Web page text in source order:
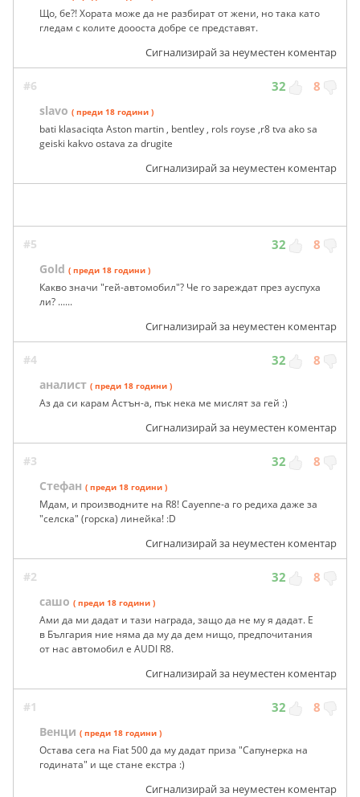
Що, бе?! Хората може да не разбират от жени, но така като
гледам с колите доооста добре се представят.
Сигнализирай за неуместен коментар
#6 32 8
slavo ( преди 18 години )
bati klasaciqta Aston martin , bentley , rols royse ,r8 tva ako sa
geiski kakvo ostava za drugite
Сигнализирай за неуместен коментар
#5 32 8
Gold ( преди 18 години )
Какво значи "гей-автомобил"? Че го зареждат през ауспуха
ли? ......
Сигнализирай за неуместен коментар
#4 32 8
аналист ( преди 18 години )
Аз да си карам Астън-а, пък нека ме мислят за гей :)
Сигнализирай за неуместен коментар
#3 32 8
Стефан ( преди 18 години )
Мдам, и производните на R8! Cayenne-а го редиха даже за
"селска" (горска) линейка! :D
Сигнализирай за неуместен коментар
#2 32 8
сашо ( преди 18 години )
Ами да ми дадат и тази награда, защо да не му я дадат. Е
в България ние няма да му да дем нищо, предпочитания
от нас автомобил е AUDI R8.
Сигнализирай за неуместен коментар
#1 32 8
Венци ( преди 18 години )
Остава сега на Fiat 500 да му дадат приза "Сапунерка на
годината" и ще стане екстра :)
Сигнализирай за неуместен коментар